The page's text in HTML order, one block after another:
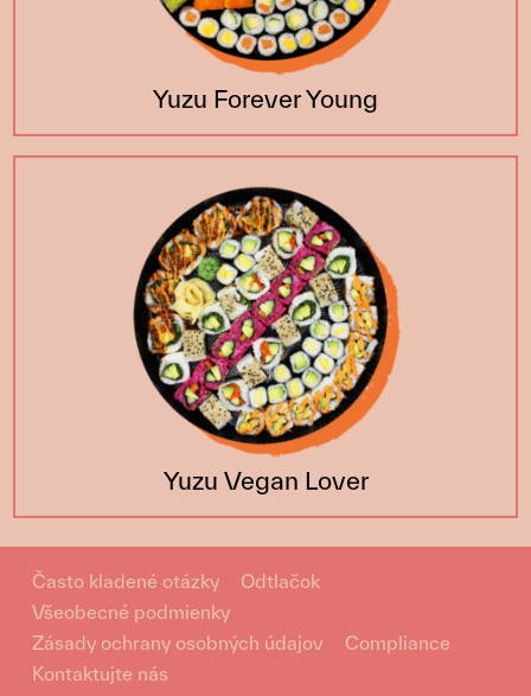
Yuzu Forever Young
Yuzu Vegan Lover
Často kladené otázky
Odtlačok
Všeobecné podmienky
Zásady ochrany osobných údajov
Compliance
Kontaktujte nás